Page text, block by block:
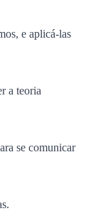
e aplicá-las
a teoria
se comunicar